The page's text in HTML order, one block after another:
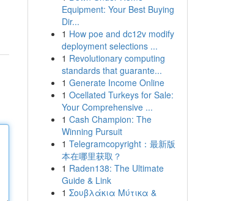
Equipment: Your Best Buying
Dir...
1 How poe and dc12v modify
deployment selections ...
1 Revolutionary computing
standards that guarante...
1 Generate Income Online
1 Ocellated Turkeys for Sale:
Your Comprehensive ...
1 Cash Champion: The
Winning Pursuit
1 Telegramcopyright：最新版
本在哪里获取？
1 Raden138: The Ultimate
Guide & Link
1 Σουβλάκια Μύτικα &